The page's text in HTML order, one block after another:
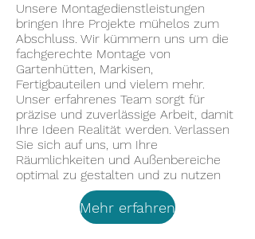
Unsere Montagedienstleistungen
bringen Ihre Projekte mühelos zum
Abschluss. Wir kümmern uns um die
fachgerechte Montage von
Gartenhütten, Markisen,
Fertigbauteilen und vielem mehr.
Unser erfahrenes Team sorgt für
präzise und zuverlässige Arbeit, damit
Ihre Ideen Realität werden. Verlassen
Sie sich auf uns, um Ihre
Räumlichkeiten und Außenbereiche
optimal zu gestalten und zu nutzen
Mehr erfahren